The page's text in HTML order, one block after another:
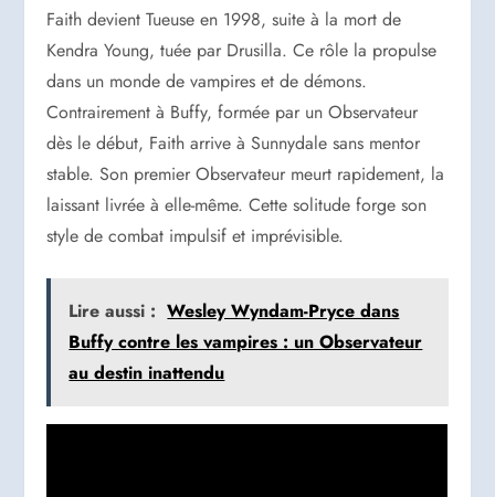
Faith devient Tueuse en 1998, suite à la mort de
Kendra Young, tuée par Drusilla. Ce rôle la propulse
dans un monde de vampires et de démons.
Contrairement à Buffy, formée par un Observateur
dès le début, Faith arrive à Sunnydale sans mentor
stable. Son premier Observateur meurt rapidement, la
laissant livrée à elle-même. Cette solitude forge son
style de combat impulsif et imprévisible.
Lire aussi : Wesley Wyndam-Pryce dans
Buffy contre les vampires : un Observateur
au destin inattendu